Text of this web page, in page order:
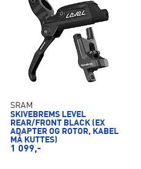
SRAM
SKIVEBREMS LEVEL
REAR/FRONT BLACK (EX
ADAPTER OG ROTOR, KABEL
MÅ KUTTES)
1 099,-